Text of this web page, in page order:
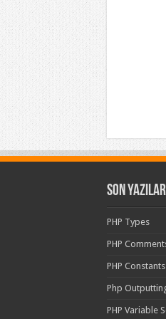
Son Yazılar
PHP Types
PHP
PHP Constants
Php
PHP Variable